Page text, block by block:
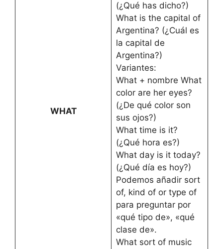
WHAT
(¿Qué has dicho?)
What is the capital of
Argentina? (¿Cuál es
la capital de
Argentina?)
Variantes:
What + nombre What
color are her eyes?
(¿De qué color son
sus ojos?)
What time is it?
(¿Qué hora es?)
What day is it today?
(¿Qué día es hoy?)
Podemos añadir sort
of, kind of or type of
para preguntar por
«qué tipo de», «qué
clase de».
What sort of music